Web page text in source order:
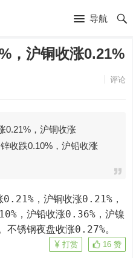
导航
，沪铜收涨0.21%
评论
0.21%，沪铜收涨
收跌0.10%，沪铅收涨
，沪铅收涨0.36%，沪镍
锈钢夜盘收涨0.27%。
16 赞
打赏